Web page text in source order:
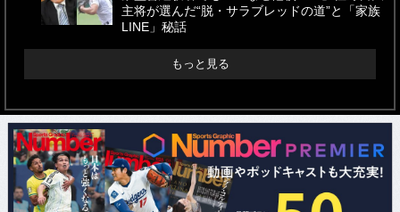
主将が選んだ“脱・サラブレッドの道”と「家族
LINE」秘話
もっと見る